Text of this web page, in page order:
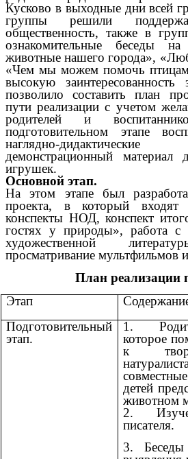
Кусково в выходные дни всей
группы решили
общественность, также в
ознакомительные беседы
животные нашего города»,
«Чем мы можем помочь
высокую
позволило составить план
пути реализации с учетом
родителей и
подготовительном этапе
наглядно-
демонстрационный материал
игрушек.
Основной этап.
На этом этапе был
проекта, в который
конспекты НОД, конспект
гостях у природы», работа с
художественной
просматривание мультфильмов
План реализации
Этап
Подготовительный
этап.
1.
которое
к
детей
животном
2.
писателя.
3.